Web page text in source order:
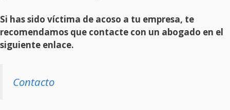
Si has sido víctima de acoso a tu empresa, te
recomendamos que contacte con un abogado en el
siguiente enlace.
Contacto